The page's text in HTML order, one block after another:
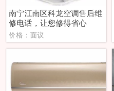
南宁江南区科龙空调售后维
修电话，让您修得省心
价格：面议